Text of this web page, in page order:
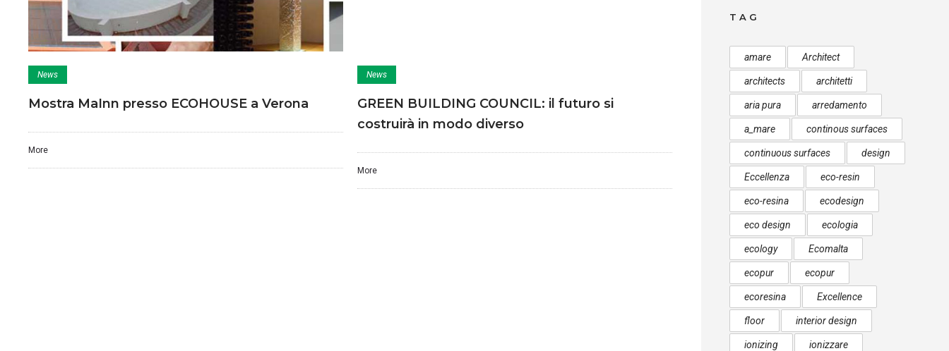
News
Mostra MaInn presso ECOHOUSE a Verona
More
News
GREEN BUILDING COUNCIL: il futuro si
costruirà in modo diverso
More
TAG
amare Architect
architects architetti
aria pura arredamento
a_mare continous surfaces
continuous surfaces design
Eccellenza eco-resin
eco-resina ecodesign
eco design ecologia
ecology Ecomalta
ecopur ecopur
ecoresina Excellence
floor interior design
ionizing ionizzare